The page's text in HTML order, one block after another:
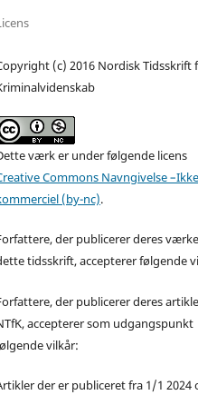
(c) 2016 Nordisk Tidsskrift
værk er under følgende licens
Commons Navngivelse
(by-nc).
der publicerer deres
tidsskrift, accepterer følgende
der publicerer deres
accepterer som udgangspunkt
vilkår:
der er publiceret fra 1/1 2024